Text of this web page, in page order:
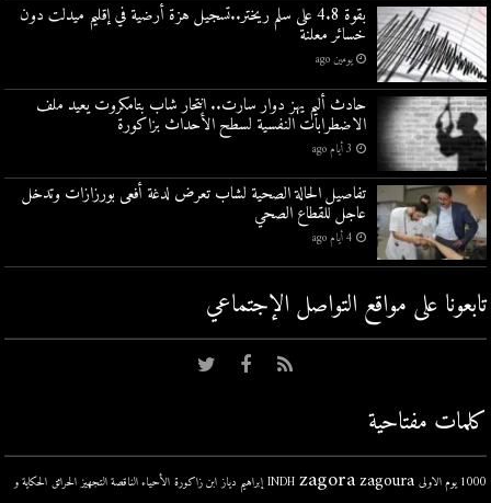
بقوة 4.8 على سلم ريختر..تسجيل هزة أرضية في إقليم ميدلت دون
خسائر معلنة
يومين ago
حادث أليم يهز دوار سارت.. انتحار شاب بتامكروت يعيد ملف
الاضطرابات النفسية لسطح الأحداث بزاكورة
3 أيام ago
تفاصيل الحالة الصحية لشاب تعرض لدغة أفعى بورزازات وتدخل
عاجل للقطاع الصحي
4 أيام ago
تابعونا على مواقع التواصل اﻹجتماعي
كلمات مفتاحية
1000 يوم الاولى INDH zagora zagoura إبراهيم دياز ابن زاكورة الأحياء الناقصة التجهيز الحرائق الحكاية و